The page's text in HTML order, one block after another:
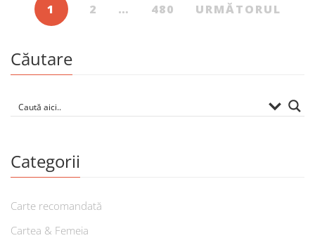
1 2 … 480 URMĂTORUL
Căutare
Categorii
Carte recomandată
Cartea & Femeia